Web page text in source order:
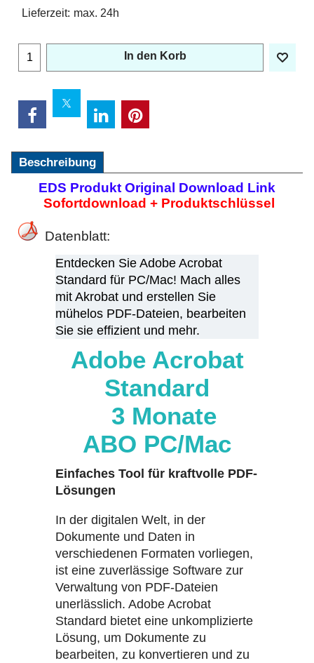
Lieferzeit: max. 24h
In den Korb
Beschreibung
EDS Produkt Original Download Link
Sofortdownload + Produktschlüssel
Datenblatt:
Entdecken Sie Adobe Acrobat
Standard für PC/Mac! Mach alles
mit Akrobat und erstellen Sie
mühelos PDF-Dateien, bearbeiten
Sie sie effizient und mehr.
Adobe Acrobat
Standard
3 Monate
ABO PC/Mac
Einfaches Tool für kraftvolle PDF-
Lösungen
In der digitalen Welt, in der
Dokumente und Daten in
verschiedenen Formaten vorliegen,
ist eine zuverlässige Software zur
Verwaltung von PDF-Dateien
unerlässlich. Adobe Acrobat
Standard bietet eine unkomplizierte
Lösung, um Dokumente zu
bearbeiten, zu konvertieren und zu